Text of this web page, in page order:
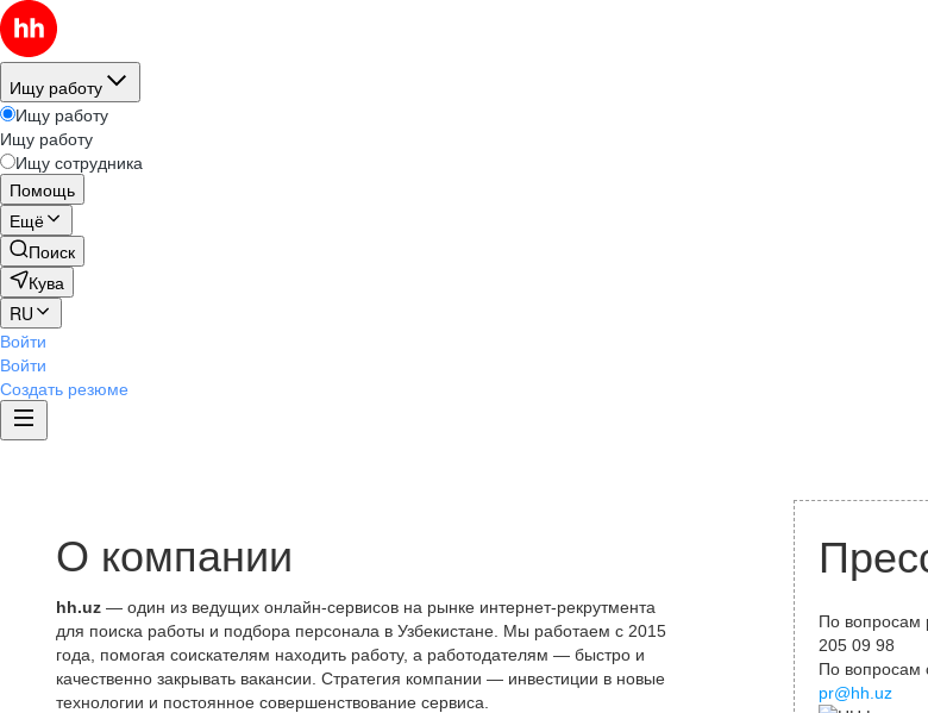
Ищу работу
Ищу работу
Ищу работу
Ищу сотрудника
Помощь
Ещё
Поиск
Кува
RU
Войти
Войти
Создать резюме
О компании
hh.uz — один из ведущих онлайн-сервисов на рынке интернет-рекрутмента
для поиска работы и подбора персонала в Узбекистане. Мы работаем с 2015
года, помогая соискателям находить работу, а работодателям — быстро и
качественно закрывать вакансии. Стратегия компании — инвестиции в новые
технологии и постоянное совершенствование сервиса.
По вопросам
205 09 98
По вопросам
pr@hh.uz